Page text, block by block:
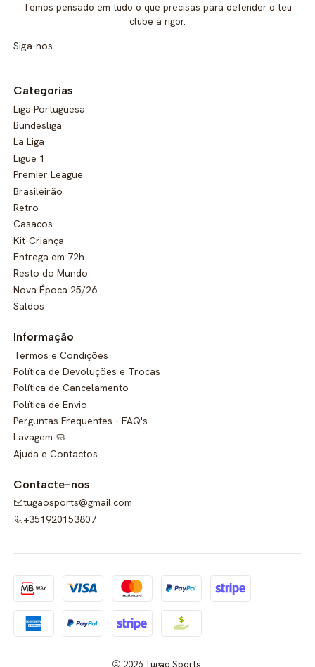
Temos pensado em tudo o que precisas para defender o teu
clube a rigor.
Siga-nos
Categorias
Liga Portuguesa
Bundesliga
La Liga
Ligue 1
Premier League
Brasileirão
Retro
Casacos
Kit-Criança
Entrega em 72h
Resto do Mundo
Nova Época 25/26
Saldos
Informação
Termos e Condições
Política de Devoluções e Trocas
Política de Cancelamento
Política de Envio
Perguntas Frequentes - FAQ's
Lavagem 🧼
Ajuda e Contactos
Contacte-nos
tugaosports@gmail.com
+351920153807
2026 Tugao Sports.